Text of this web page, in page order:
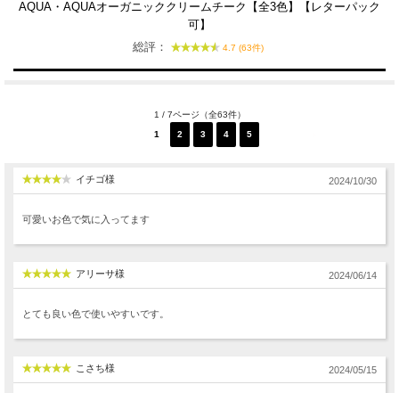
AQUA・AQUAオーガニッククリームチーク【全3色】【レターパック
可】
総評：
4.7 (63件)
1 / 7ページ（全63件）
1
2 3 4 5
イチゴ様 2024/10/30
可愛いお色で気に入ってます
アリーサ様 2024/06/14
とても良い色で使いやすいです。
こさち様 2024/05/15